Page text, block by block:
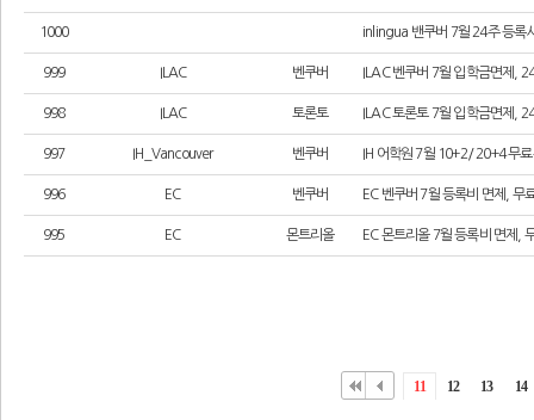
1000 inlingua 밴쿠버 7월 24주 등록
999 ILAC 벤쿠버 ILAC 벤쿠버 7월 입학금면제,
998 ILAC 토론토 ILAC 토론토 7월 입학금면제,
997 IH_Vancouver 벤쿠버 IH 어학원 7월 10+2/ 20+4 무
996 EC 벤쿠버 EC 벤쿠버 7월 등록비 면제, 무
995 EC 몬트리올 EC 몬트리올 7월 등록비 면제,
11 12 13 14